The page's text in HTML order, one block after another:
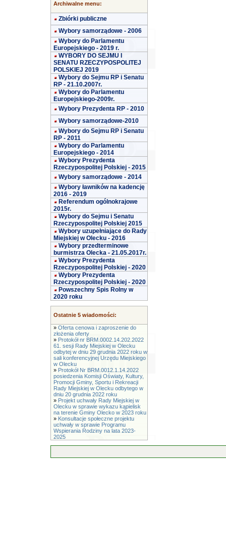
Archiwalne menu:
Zbiórki publiczne
Wybory samorządowe - 2006
Wybory do Parlamentu
Europejskiego - 2019 r.
WYBORY DO SEJMU I
SENATU RZECZYPOSPOLITEJ
POLSKIEJ 2019
Wybory do Sejmu RP i Senatu
RP - 21.10.2007r.
Wybory do Parlamentu
Europejskiego-2009r.
Wybory Prezydenta RP - 2010
Wybory samorządowe-2010
Wybory do Sejmu RP i Senatu
RP - 2011
Wybory do Parlamentu
Europejskiego - 2014
Wybory Prezydenta
Rzeczypospolitej Polskiej - 2015
Wybory samorządowe - 2014
Wybory ławników na kadencję
2016 - 2019
Referendum ogólnokrajowe
2015r.
Wybory do Sejmu i Senatu
Rzeczypospolitej Polskiej 2015
Wybory uzupełniające do Rady
Miejskiej w Olecku - 2016
Wybory przedterminowe
burmistrza Olecka - 21.05.2017r.
Wybory Prezydenta
Rzeczypospolitej Polskiej - 2020
Wybory Prezydenta
Rzeczypospolitej Polskiej - 2020
Powszechny Spis Rolny w
2020 roku
Ostatnie 5 wiadomości:
» Oferta cenowa i zaproszenie do
złożenia oferty
» Protokół nr BRM.0002.14.202.2022
61. sesji Rady Miejskiej w Olecku
odbytej w dniu 29 grudnia 2022 roku w
sali konferencyjnej Urzędu Miejskiego
w Olecku
» Protokół Nr BRM.0012.1.14.2022
posiedzenia Komisji Oświaty, Kultury,
Promocji Gminy, Sportu i Rekreacji
Rady Miejskiej w Olecku odbytego w
dniu 20 grudnia 2022 roku
» Projekt uchwały Rady Miejskiej w
Olecku w sprawie wykazu kąpielisk
na terenie Gminy Olecko w 2023 roku
» Konsultacje społeczne projektu
uchwały w sprawie Programu
Wspierania Rodziny na lata 2023-
2025